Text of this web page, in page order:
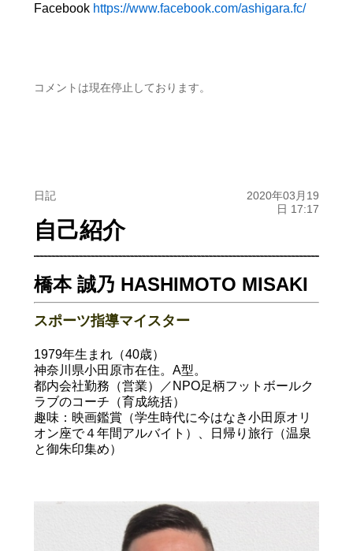
グルメ
Facebook https://www.facebook.com/ashigara.fc/
コメントは現在停止しております。
日記
2020年03月19
日 17:17
自己紹介
橋本 誠乃 HASHIMOTO MISAKI
スポーツ指導マイスター
1979年生まれ（40歳）
神奈川県小田原市在住。A型。
都内会社勤務（営業）／NPO足柄フットボールク
ラブのコーチ（育成統括）
趣味：映画鑑賞（学生時代に今はなき小田原オリ
オン座で４年間アルバイト）、日帰り旅行（温泉
と御朱印集め）